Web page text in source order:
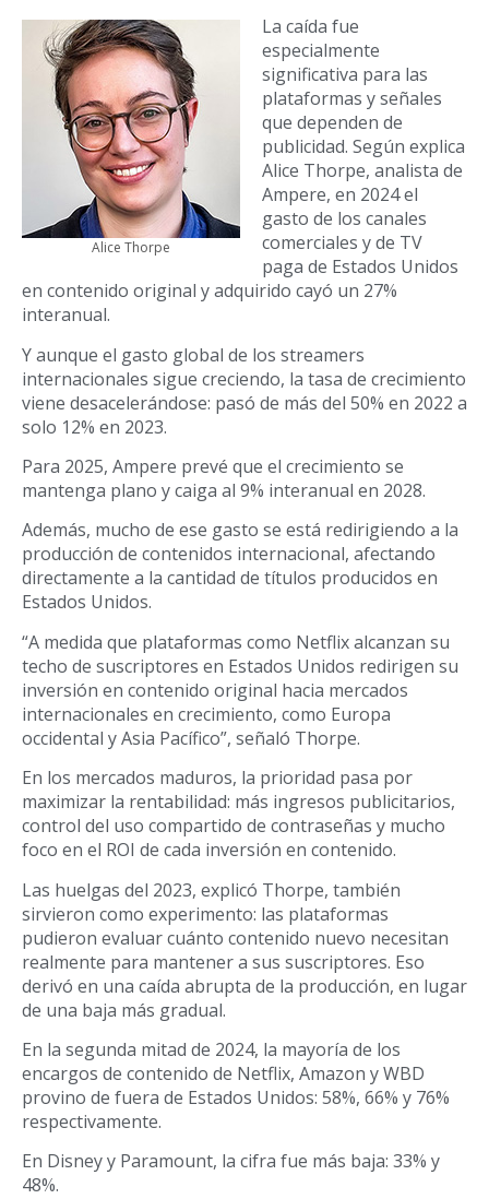
Alice Thorpe
La caída fue
especialmente
significativa para las
plataformas y señales
que dependen de
publicidad. Según explica
Alice Thorpe, analista de
Ampere, en 2024 el
gasto de los canales
comerciales y de TV
paga de Estados Unidos
en contenido original y adquirido cayó un 27%
interanual.
Y aunque el gasto global de los streamers
internacionales sigue creciendo, la tasa de crecimiento
viene desacelerándose: pasó de más del 50% en 2022 a
solo 12% en 2023.
Para 2025, Ampere prevé que el crecimiento se
mantenga plano y caiga al 9% interanual en 2028.
Además, mucho de ese gasto se está redirigiendo a la
producción de contenidos internacional, afectando
directamente a la cantidad de títulos producidos en
Estados Unidos.
“A medida que plataformas como Netflix alcanzan su
techo de suscriptores en Estados Unidos redirigen su
inversión en contenido original hacia mercados
internacionales en crecimiento, como Europa
occidental y Asia Pacífico”, señaló Thorpe.
En los mercados maduros, la prioridad pasa por
maximizar la rentabilidad: más ingresos publicitarios,
control del uso compartido de contraseñas y mucho
foco en el ROI de cada inversión en contenido.
Las huelgas del 2023, explicó Thorpe, también
sirvieron como experimento: las plataformas
pudieron evaluar cuánto contenido nuevo necesitan
realmente para mantener a sus suscriptores. Eso
derivó en una caída abrupta de la producción, en lugar
de una baja más gradual.
En la segunda mitad de 2024, la mayoría de los
encargos de contenido de Netflix, Amazon y WBD
provino de fuera de Estados Unidos: 58%, 66% y 76%
respectivamente.
En Disney y Paramount, la cifra fue más baja: 33% y
48%.